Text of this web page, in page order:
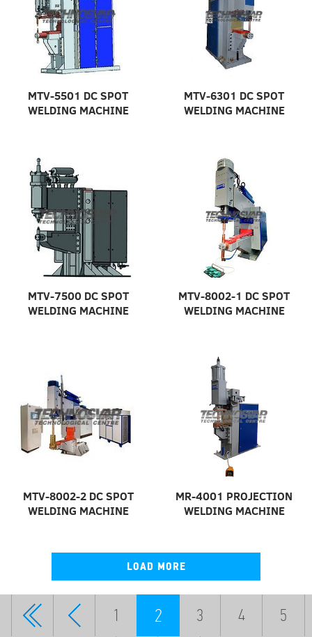
MTV-5501 DC SPOT
WELDING MACHINE
MTV-6301 DC SPOT
WELDING MACHINE
MTV-7500 DC SPOT
WELDING MACHINE
MTV-8002-1 DC SPOT
WELDING MACHINE
MTV-8002-2 DC SPOT
WELDING MACHINE
МR-4001 PROJECTION
WELDING MACHINE
LOAD MORE
1 2 3 4 5